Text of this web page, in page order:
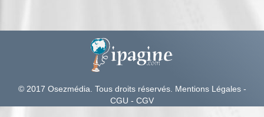
© 2017 Osezmédia . Tous droits réservés. Mentions Légales-
CGU - CGV